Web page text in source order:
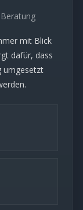
mit Blick
dafür, dass
umgesetzt